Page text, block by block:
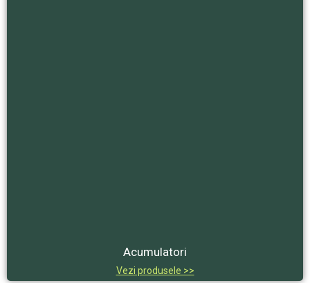
Acumulatori
Vezi produsele >>